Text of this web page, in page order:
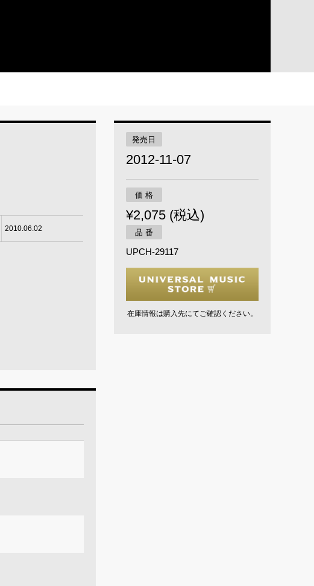
2010.06.02
発売日
2012-11-07
価 格
¥2,075 (税込)
品 番
UPCH-29117
在庫情報は購入先にてご確認ください。